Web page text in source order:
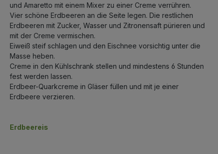
und Amaretto mit einem Mixer zu einer Creme verrühren.
Vier schöne Erdbeeren an die Seite legen. Die restlichen
Erdbeeren mit Zucker, Wasser und Zitronensaft pürieren und
mit der Creme vermischen.
Eiweiß steif schlagen und den Eischnee vorsichtig unter die
Masse heben.
Creme in den Kühlschrank stellen und mindestens 6 Stunden
fest werden lassen.
Erdbeer-Quarkcreme in Gläser füllen und mit je einer
Erdbeere verzieren.
Erdbeereis